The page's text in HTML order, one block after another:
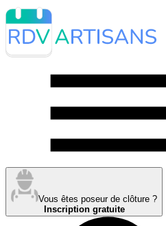
Vous êtes poseur de clôture ?
Inscription gratuite